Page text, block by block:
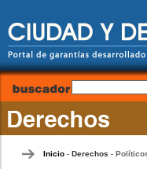
Inicio- Derechos -